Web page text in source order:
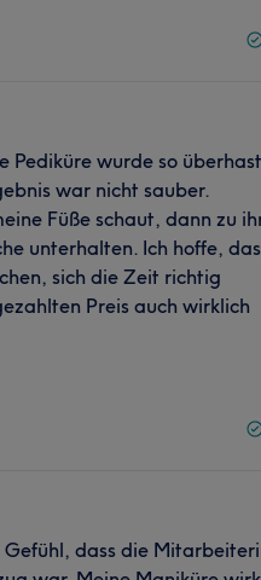
Pediküre wurde so
war nicht sauber.
Füße schaut, dann zu
unterhalten. Ich hoffe,
sich die Zeit richtig
Preis auch wirklich
dass die